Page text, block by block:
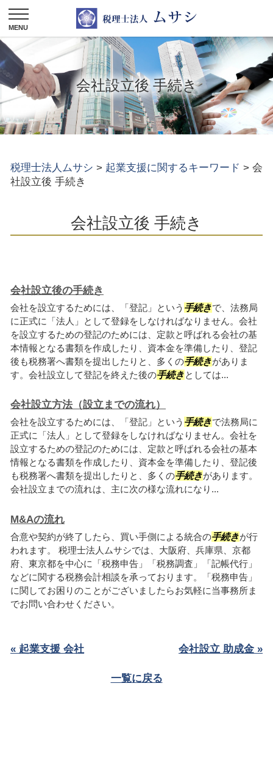
会社設立後 手続き
税理士法人ムサシ > 起業支援に関するキーワード > 会
社設立後 手続き
会社設立後 手続き
会社設立後の手続き
会社を設立するためには、「登記」という 手続きで、法務局
に正式に「法人」として登録をしなければなりません。会社
を設立するための登記のためには、定款と呼ばれる会社の基
本情報となる書類を作成したり、資本金を準備したり、登記
後も税務署へ書類を提出したりと、多くの手続きがありま
す。会社設立して登記を終えた後の手続きとしては...
会社設立方法（設立までの流れ）
会社を設立するためには、「登記」という 手続きで法務局に
正式に「法人」として登録をしなければなりません。会社を
設立するための登記のためには、定款と呼ばれる会社の基本
情報となる書類を作成したり、資本金を準備したり、登記後
も税務署へ書類を提出したりと、多くの手続きがあります。
会社設立までの流れは、主に次の様な流れになり...
M&Aの流れ
合意や契約が終了したら、買い手側による統合の手続きが行
われます。 税理士法人ムサシでは、大阪府、兵庫県、京都
府、東京都を中心に「税務申告」「税務調査」「記帳代行」
などに関する税務会計相談を承っております。「税務申告」
に関してお困りのことがございましたらお気軽に当事務所ま
でお問い合わせください。
« 起業支援 会社 会社設立 助成金 »
一覧に戻る